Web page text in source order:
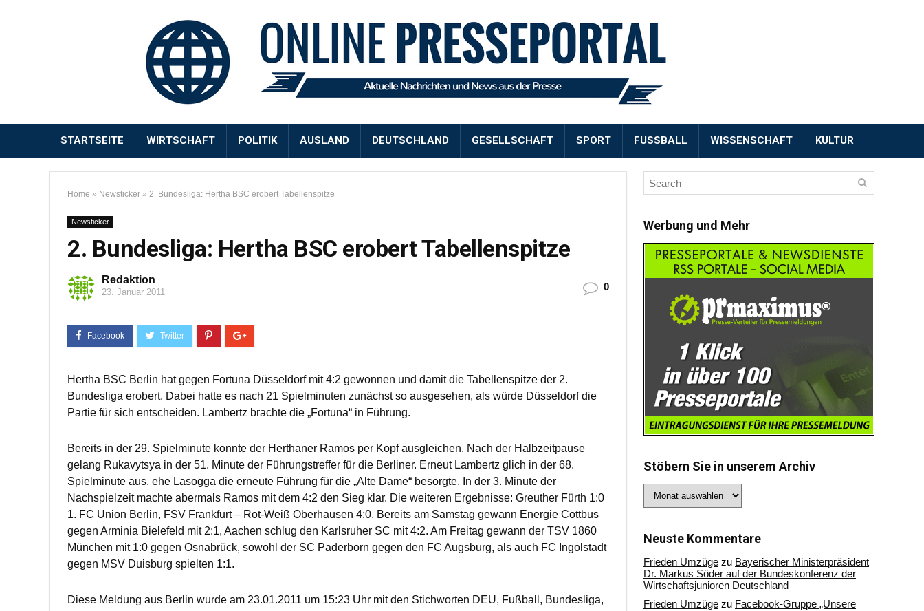
STARTSEITE WIRTSCHAFT POLITIK AUSLAND DEUTSCHLAND GESELLSCHAFT SPORT FUSSBALL WISSENSCHAFT KULTUR
Home » Newsticker » 2. Bundesliga: Hertha BSC erobert Tabellenspitze
Newsticker
2. Bundesliga: Hertha BSC erobert Tabellenspitze
Redaktion
23. Januar 2011 0
Hertha BSC Berlin hat gegen Fortuna Düsseldorf mit 4:2 gewonnen und damit die Tabellenspitze der 2.
Bundesliga erobert. Dabei hatte es nach 21 Spielminuten zunächst so ausgesehen, als würde Düsseldorf die
Partie für sich entscheiden. Lambertz brachte die „Fortuna“ in Führung.
Bereits in der 29. Spielminute konnte der Herthaner Ramos per Kopf ausgleichen. Nach der Halbzeitpause
gelang Rukavytsya in der 51. Minute der Führungstreffer für die Berliner. Erneut Lambertz glich in der 68.
Spielminute aus, ehe Lasogga die erneute Führung für die „Alte Dame“ besorgte. In der 3. Minute der
Nachspielzeit machte abermals Ramos mit dem 4:2 den Sieg klar. Die weiteren Ergebnisse: Greuther Fürth 1:0
1. FC Union Berlin, FSV Frankfurt – Rot-Weiß Oberhausen 4:0. Bereits am Samstag gewann Energie Cottbus
gegen Arminia Bielefeld mit 2:1, Aachen schlug den Karlsruher SC mit 4:2. Am Freitag gewann der TSV 1860
München mit 1:0 gegen Osnabrück, sowohl der SC Paderborn gegen den FC Augsburg, als auch FC Ingolstadt
gegen MSV Duisburg spielten 1:1.
Diese Meldung aus Berlin wurde am 23.01.2011 um 15:23 Uhr mit den Stichworten DEU, Fußball, Bundesliga,
Werbung und Mehr
Stöbern Sie in unserem Archiv
Sie
Archiv
Neuste Kommentare
Frieden Umzüge zu Bayerischer Ministerpräsident
Dr. Markus Söder auf der Bundeskonferenz der
Wirtschaftsjunioren Deutschland
Frieden Umzüge zu Facebook-Gruppe „Unsere